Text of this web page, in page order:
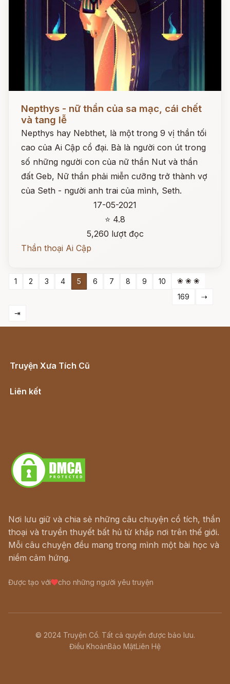
Nepthys - nữ thần của sa mạc, cái chết
và tang lễ
Nepthys hay Nebthet, là một trong 9 vị thần tối
cao của Ai Cập cổ đại. Bà là người con út trong
số những người con của nữ thần Nut và thần
đất Geb, Nữ thần phải miễn cưỡng trở thành vợ
của Seth - người anh trai của mình, Seth.
17-05-2021
⭐ 4.8
5,260 lượt đọc
Thần thoại Ai Cập
1 2 3 4 5 6 7 8 9 10
❀ ❀ ❀
169
⇢
⇥
Truyện Xưa Tích Cũ
Liên kết
Nơi lưu giữ và chia sẻ những câu chuyện cổ tích, thần
thoại và truyền thuyết bất hủ từ khắp nơi trên thế giới.
Mỗi câu chuyện đều mang trong mình một bài học và
niềm cảm hứng.
Được tạo với cho những người yêu truyện
© 2024 Truyện Cổ. Tất cả quyền được bảo lưu.
Điều KhoảnBảo MậtLiên Hệ